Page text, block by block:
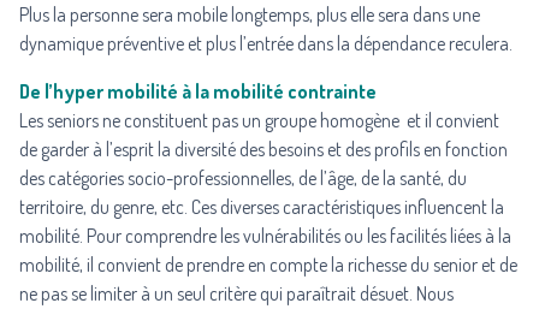
Plus la personne sera mobile longtemps, plus elle sera dans une
dynamique préventive et plus l’entrée dans la dépendance reculera.
De l’hyper mobilité à la mobilité contrainte
Les seniors ne constituent pas un groupe homogène et il convient
de garder à l’esprit la diversité des besoins et des profils en fonction
des catégories socio-professionnelles, de l’âge, de la santé, du
territoire, du genre, etc. Ces diverses caractéristiques influencent la
mobilité. Pour comprendre les vulnérabilités ou les facilités liées à la
mobilité, il convient de prendre en compte la richesse du senior et de
ne pas se limiter à un seul critère qui paraîtrait désuet. Nous